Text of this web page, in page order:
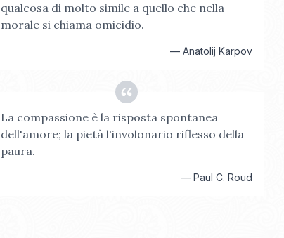
qualcosa di molto simile a quello che nella
morale si chiama omicidio.
— Anatolij Karpov
La compassione è la risposta spontanea
dell'amore; la pietà l'involonario riflesso della
paura.
— Paul C. Roud